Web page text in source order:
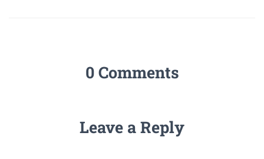
0 Comments
Leave a Reply